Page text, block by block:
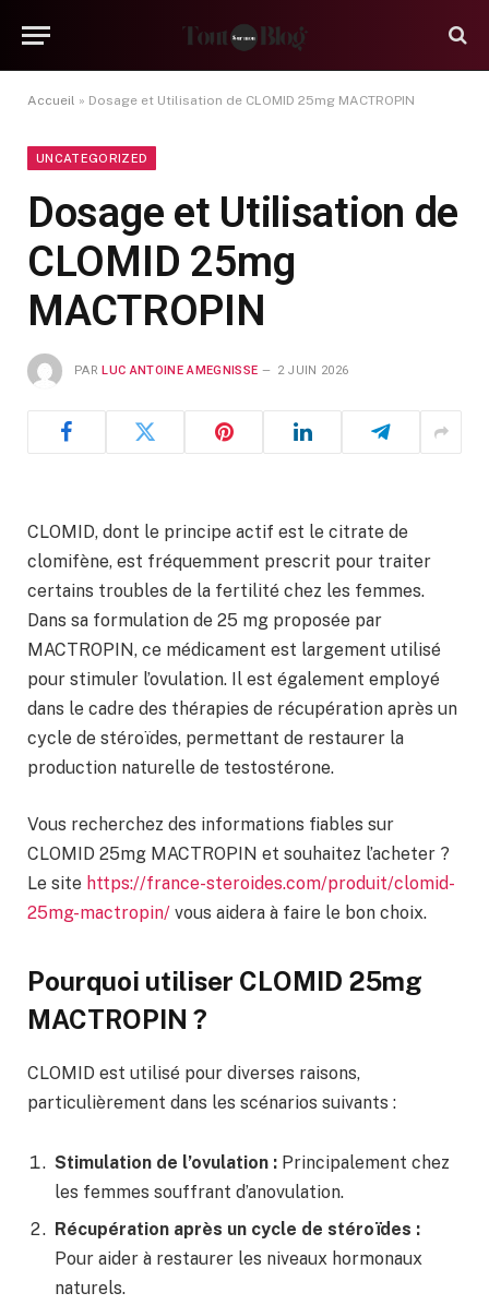
Accueil » Dosage et Utilisation de CLOMID 25mg MACTROPIN
UNCATEGORIZED
Dosage et Utilisation de
CLOMID 25mg
MACTROPIN
PAR LUC ANTOINE AMEGNISSE 2 JUIN 2026
CLOMID, dont le principe actif est le citrate de
clomifène, est fréquemment prescrit pour traiter
certains troubles de la fertilité chez les femmes.
Dans sa formulation de 25 mg proposée par
MACTROPIN, ce médicament est largement utilisé
pour stimuler l’ovulation. Il est également employé
dans le cadre des thérapies de récupération après un
cycle de stéroïdes, permettant de restaurer la
production naturelle de testostérone.
Vous recherchez des informations fiables sur
CLOMID 25mg MACTROPIN et souhaitez l’acheter ?
Le site https://france-steroides.com/produit/clomid-
25mg-mactropin/ vous aidera à faire le bon choix.
Pourquoi utiliser CLOMID 25mg
MACTROPIN ?
CLOMID est utilisé pour diverses raisons,
particulièrement dans les scénarios suivants :
Stimulation de l’ovulation : Principalement chez
les femmes souffrant d’anovulation.
Récupération après un cycle de stéroïdes :
Pour aider à restaurer les niveaux hormonaux
naturels.